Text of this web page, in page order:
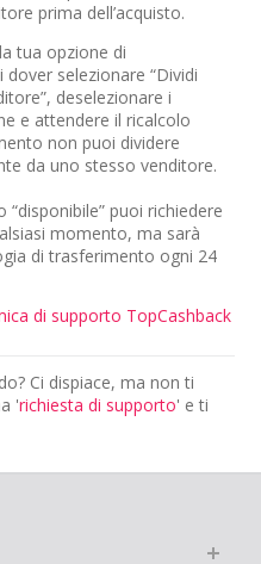
prima dell’acquisto.
tua opzione di
selezionare “Dividi
deselezionare i
e attendere il ricalcolo
non puoi dividere
da uno stesso venditore.
puoi richiedere
momento, ma sarà
di trasferimento ogni 24
di supporto TopCashback
Ci dispiace, ma non ti
'richiesta di supporto' e ti